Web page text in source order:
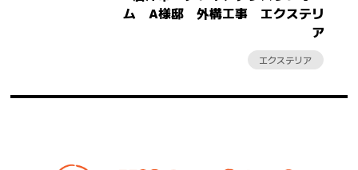
ム A様邸 外構工事 エクステリ
ア
エクステリア